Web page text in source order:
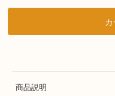
商品説明